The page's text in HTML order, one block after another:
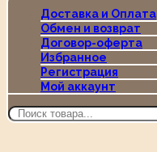
Доставка и Оплата
Обмен и возврат
Договор-оферта
Избранное
Регистрация
Мой аккаунт